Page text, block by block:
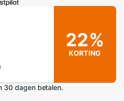
22%
KORTING
30 dagen betalen.